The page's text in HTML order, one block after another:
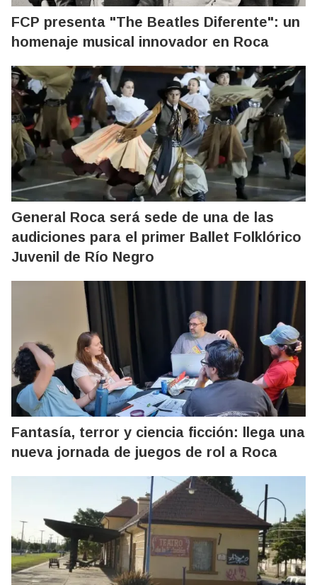
FCP presenta "The Beatles Diferente": un
homenaje musical innovador en Roca
General Roca será sede de una de las
audiciones para el primer Ballet Folklórico
Juvenil de Río Negro
Fantasía, terror y ciencia ficción: llega una
nueva jornada de juegos de rol a Roca